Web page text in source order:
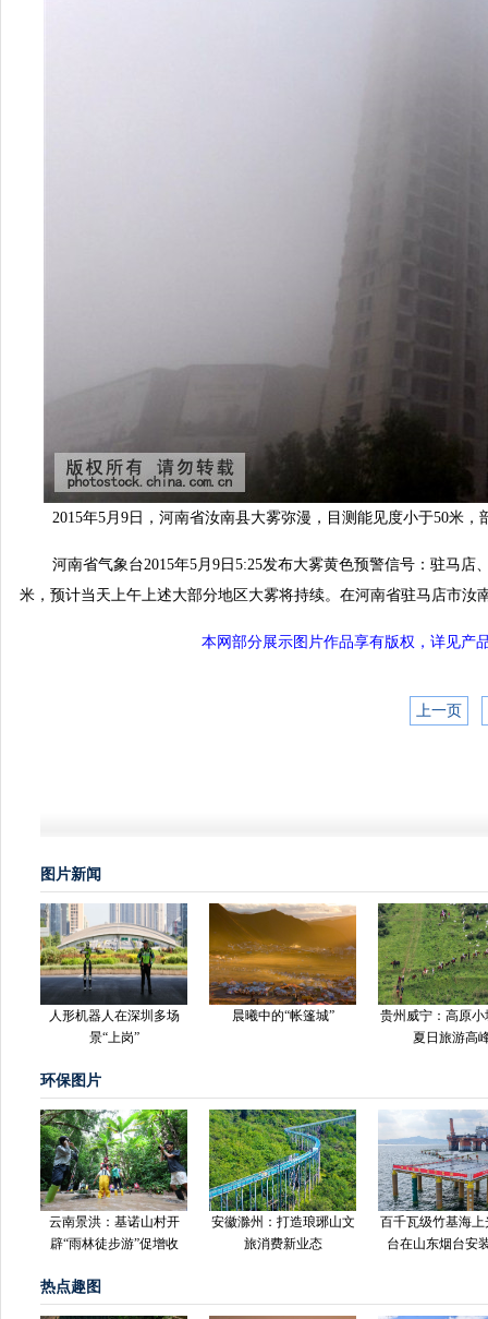
2015年5月9日，河南省汝南县大雾弥漫，目测能见度小于50米
河南省气象台2015年5月9日5:25发布大雾黄色预警信号：驻马店
米，预计当天上午上述大部分地区大雾将持续。在河南省驻马店市
本网部分展示图片作品享有版权，详见产
上一页